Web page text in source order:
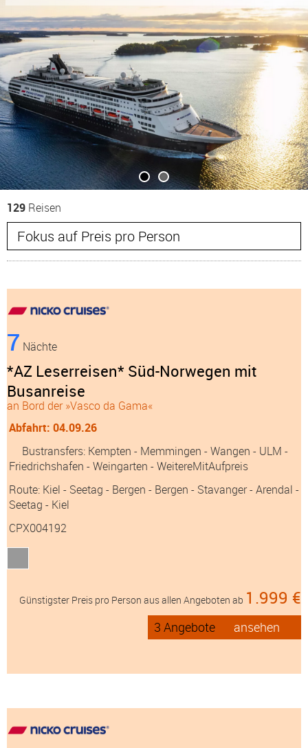
129 Reisen
7
Busanreise
an Bord der »Vasco da Gama«
Friedrichshafen- Weingarten- WeitereMitAufpreis
Seetag - Kiel
CPX004192